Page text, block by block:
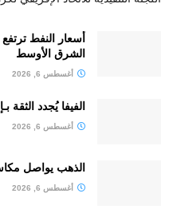
أسعار النفط
الشرق الأوسط
أغسطس 6, 2026
الفيفا يُجدد الثقة
أغسطس 6, 2026
الذهب يواصل
أغسطس 6, 2026